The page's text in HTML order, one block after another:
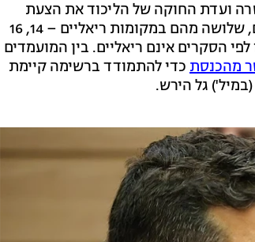
ועדת החוקה של הליכוד את הצעת
נתניהו לשיטת הפריימריז, במסגרתה נתניהו יקבל חמישה שריונים, שלושה מהם במקומות ריאליים – 14, 16
יהיו במקומות 37 ו-43, שנכון לעכשיו לפי הסקרים אינם ריאליים. בין המועמדים
מהכנסת כדי להתמודד ברשימה קיימת
גל הירש.